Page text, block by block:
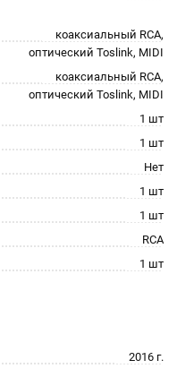
коаксиальный RCA,
оптический Toslink, MIDI
коаксиальный RCA,
оптический Toslink, MIDI
1 шт
1 шт
Нет
1 шт
1 шт
RCA
1 шт
2016 г.